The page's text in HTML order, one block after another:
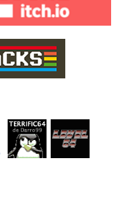
Terrifi64
de
Darro99